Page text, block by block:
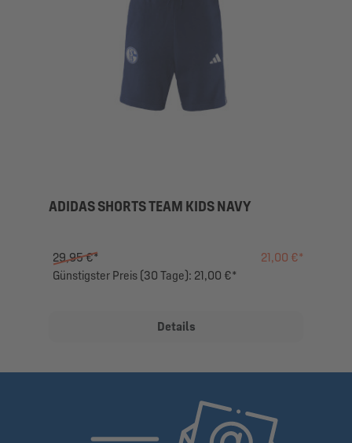
ADIDAS SHORTS TEAM KIDS NAVY
29,95 €*
21,00 €*
Günstigster Preis (30 Tage): 21,00 €*
Details